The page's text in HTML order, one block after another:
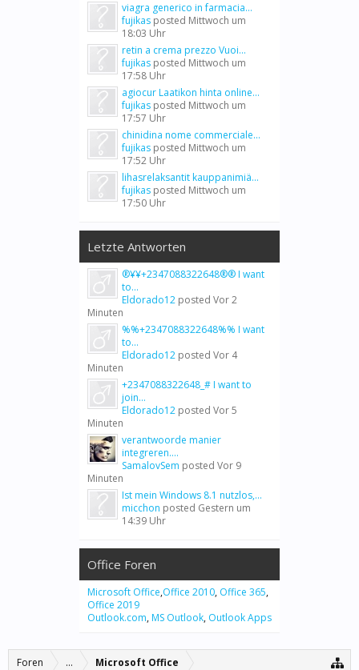
viagra generico in farmacia...
fujikas posted Mittwoch um
18:03 Uhr
retin a crema prezzo Vuoi...
fujikas posted Mittwoch um
17:58 Uhr
agiocur Laatikon hinta online...
fujikas posted Mittwoch um
17:57 Uhr
chinidina nome commerciale...
fujikas posted Mittwoch um
17:52 Uhr
lihasrelaksantit kauppanimiä...
fujikas posted Mittwoch um
17:50 Uhr
Letzte Antworten
®¥¥+2347088322648®® I want
to...
Eldorado12 posted Vor 2
Minuten
%%+2347088322648%% I want
to...
Eldorado12 posted Vor 4
Minuten
+2347088322648_# I want to
join...
Eldorado12 posted Vor 5
Minuten
verantwoorde manier
integreren....
SamalovSem posted Vor 9
Minuten
Ist mein Windows 8.1 nutzlos,...
micchon posted Gestern um
14:39 Uhr
Office Foren
Microsoft Office,Office 2010, Office 365,
Office 2019
Outlook.com, MS Outlook, Outlook Apps
Foren ... Microsoft Office